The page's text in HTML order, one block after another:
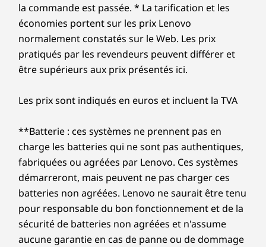
la commande est passée. * La tarification et les
économies portent sur les prix Lenovo
normalement constatés sur le Web. Les prix
pratiqués par les revendeurs peuvent différer et
être supérieurs aux prix présentés ici.
Les prix sont indiqués en euros et incluent la TVA
**Batterie : ces systèmes ne prennent pas en
charge les batteries qui ne sont pas authentiques,
fabriquées ou agréées par Lenovo. Ces systèmes
démarreront, mais peuvent ne pas charger ces
batteries non agréées. Lenovo ne saurait être tenu
pour responsable du bon fonctionnement et de la
sécurité de batteries non agréées et n'assume
aucune garantie en cas de panne ou de dommage